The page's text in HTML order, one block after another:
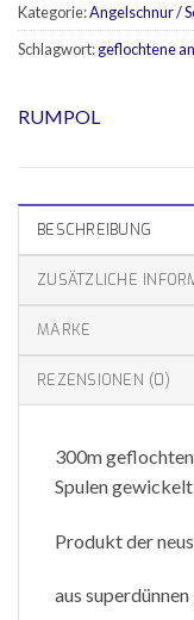
Kategorie:Angelschnur /
Schlagwort:geflochtene
RUMPOL
BESCHREIBUNG
ZUSÄTZLICHE
MARKE
REZENSIONEN (0)
300m
Spulen gewickelt
Produkt der
aus